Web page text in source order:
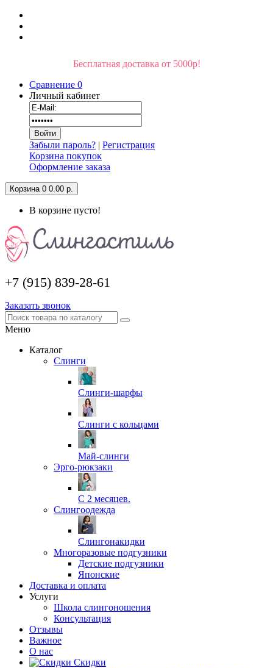
Бесплатная доставка от 5000р!
Сравнение 0
Личный кабинет
Забыли пароль? | Регистрация
Корзина покупок
Оформление заказа
Корзина 0 0.00 р.
В корзине пусто!
+7 (915) 839-28-61
Заказать звонок
Меню
Каталог
Слинги
Слинги-шарфы
Слинги с кольцами
Май-слинги
Эрго-рюкзаки
С 2 месяцев.
Слингоодежда
Слингонакидки
Многоразовые подгузники
Детские подгузники
Японские
Доставка и оплата
Услуги
Школа слингоношения
Консультация
Отзывы
Важное
О нас
Скидки